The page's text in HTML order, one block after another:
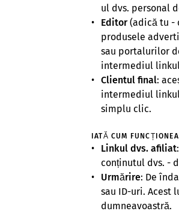
ul dvs. personal
Editor(adică tu -
produsele
sau portalurilor
intermediul
Clientul final:
intermediul
simplu clic.
IATĂ CUM
Linkul dvs. afiliat
conținutul dvs. -
Urmărire: De
sau ID-uri. Acest
dumneavoastră.